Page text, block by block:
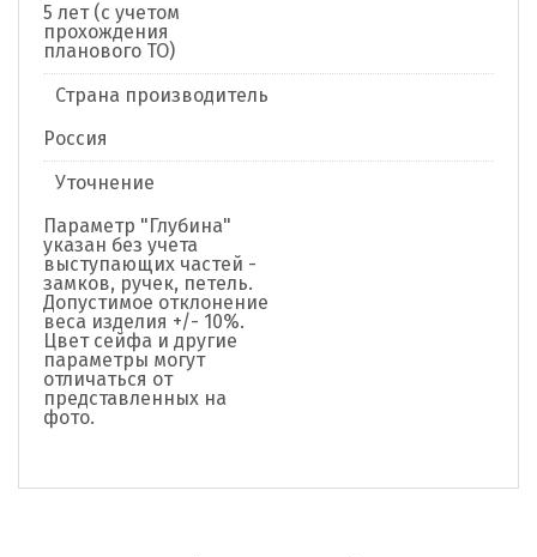
5 лет (с учетом
прохождения
планового ТО)
Страна производитель
Россия
Уточнение
Параметр "Глубина"
указан без учета
выступающих частей -
замков, ручек, петель.
Допустимое отклонение
веса изделия +/- 10%.
Цвет сейфа и другие
параметры могут
отличаться от
представленных на
фото.